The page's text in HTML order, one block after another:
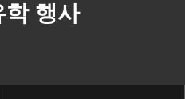
학 행사